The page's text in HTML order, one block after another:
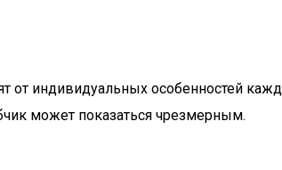
от индивидуальных особенностей
может показаться чрезмерным.